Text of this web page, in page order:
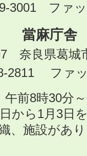
3001 ファ
當麻庁舎
奈良県葛城
2811 ファ
午前8時30分
から1月3日
、施設があ